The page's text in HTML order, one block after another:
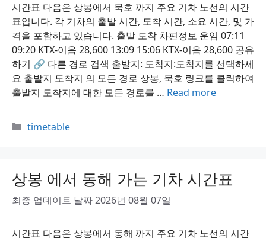
시간표 다음은 상봉에서 묵호 까지 주요 기차 노선의 시간
표입니다. 각 기차의 출발 시간, 도착 시간, 소요 시간, 및 가
격을 포함하고 있습니다. 출발 도착 차편정보 운임 07:11
09:20 KTX-이음 28,600 13:09 15:06 KTX-이음 28,600 공유
하기 🔗 다른 경로 검색 출발지: 도착지:도착지를 선택하세
요 출발지 도착지 의 모든 경로 상봉, 묵호 링크를 클릭하여
출발지 도착지에 대한 모든 경로를 … Read more
Categories
timetable
상봉 에서 동해 가는 기차 시간표
최종 업데이트 날짜 2026년 08월 07일
시간표 다음은 상봉에서 동해 까지 주요 기차 노선의 시간